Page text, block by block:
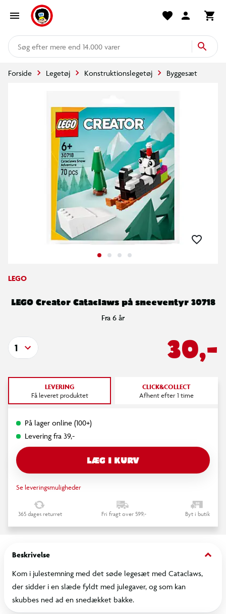
mere end 14.000 varer
Forside Legetøj Konstruktionslegetøj Byggesæt
LEGO
LEGO Creator Cataclaws på sneeventyr 30718
Fra 6 år
30,-
1
LEVERING
Få leveret produktet
CLICK&COLLECT
Afhent efter 1 time
På lager online (100+)
Levering fra 39,-
LÆG I KURV
Se leveringsmuligheder
365 dages returret Fri fragt over 599,- Byt i butik
Beskrivelse keyboard_arrow_down
Kom i julestemning med det søde legesæt med Cataclaws,
der sidder i en slæde fyldt med julegaver, og som kan
skubbes ned ad en snedækket bakke.